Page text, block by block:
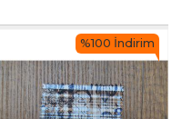
%100 İndirim